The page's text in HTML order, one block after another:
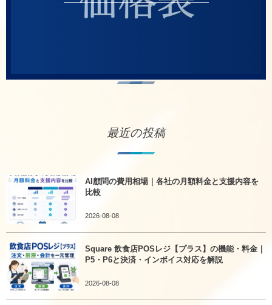
最近の投稿
AI顧問の費用相場｜各社の月額料金と支援内容を
比較
2026-08-08
Square 飲食店POSレジ【プラス】の機能・料金｜
P5・P6と決済・インボイス対応を解説
2026-08-08